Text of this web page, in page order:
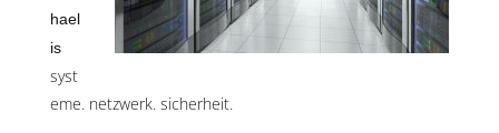
hael
is
syst
eme. netzwerk. sicherheit.